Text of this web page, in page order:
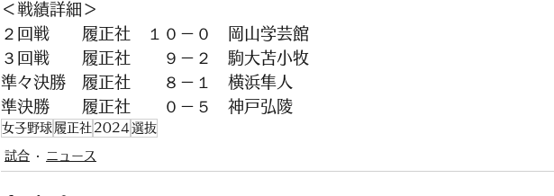
＜戦績詳細＞
２回戦　　履正社　１０－０　岡山学芸館
３回戦　　履正社　　９－２　駒大苫小牧
準々決勝　履正社　　８－１　横浜隼人
準決勝　　履正社　　０－５　神戸弘陵
女子野球 履正社 2024選抜
試合 ニュース